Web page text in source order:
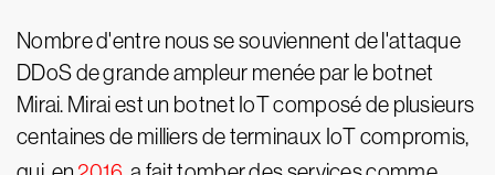
Nombre d'entre nous se souviennent de l'attaque
DDoS de grande ampleur menée par le botnet
Mirai. Mirai est un botnet IoT composé de plusieurs
centaines de milliers de terminaux IoT compromis,